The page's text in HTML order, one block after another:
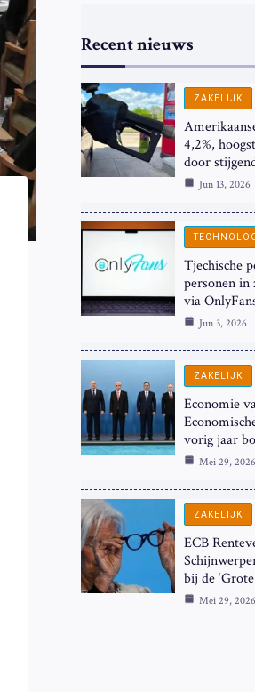
Recent nieuws
ZAKELIJK
4,2%,
door
Jun 13, 2026
Tjechische
personen in
via
Jun 3, 2026
ZAKELIJK
Economie
vorig jaar
Mei 29, 2026
ZAKELIJK
ECB
bij de
Mei 29, 2026